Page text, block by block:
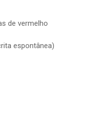
de vermelho
espontânea)